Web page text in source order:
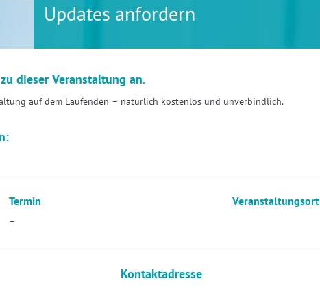
Updates anfordern
dieser Veranstaltung an.
auf dem Laufenden – natürlich kostenlos und unverbindlich.
Termin
–
Veranstaltungsort
Kontaktadresse